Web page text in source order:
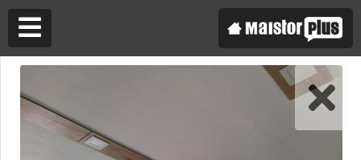
Аз съм майстор
Търся майстор